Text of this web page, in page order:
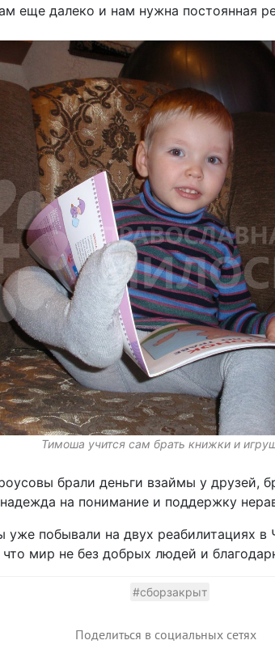
еще далеко и нам нужна постоянная
Тимоша учится сам брать книжки и
брали деньги взаймы у друзей,
на понимание и поддержку
побывали на двух реабилитациях в
мир не без добрых людей и
#сборзакрыт
Поделиться в социальных сетях